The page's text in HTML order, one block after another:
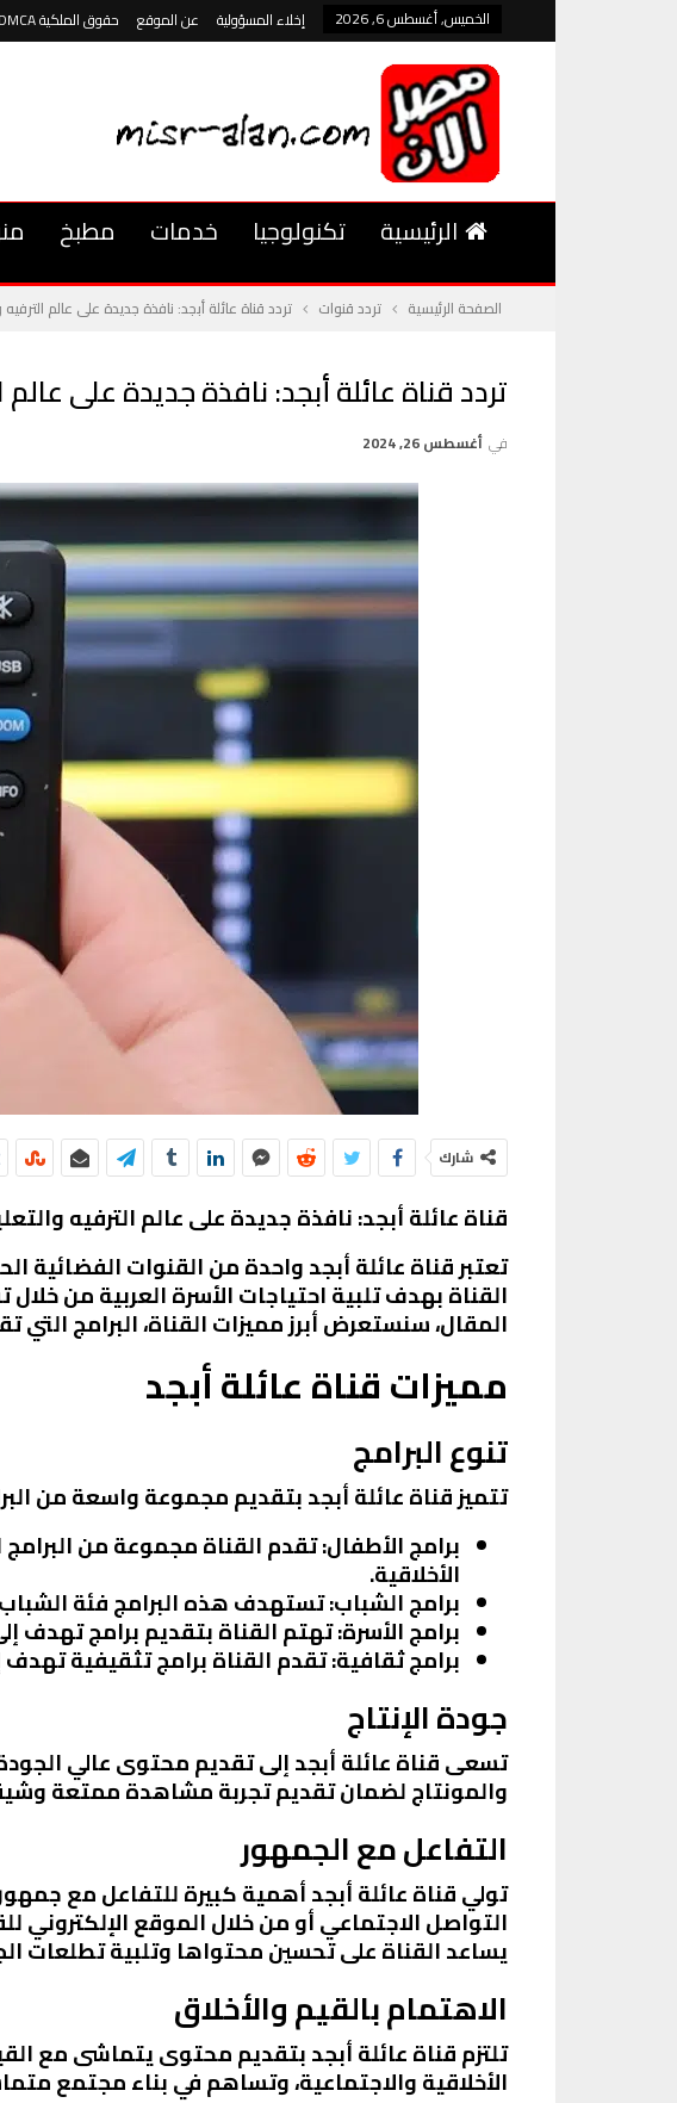
الخميس, أغسطس 6, 2026 إخلاء المسؤولية عن الموقع حقوق الملكية DMCA
الرئيسية تكنولوجيا خدمات مطبخ
الصفحة الرئيسية تردد قنوات تردد قناة عائلة أبجد: نافذة جديدة على عالم الترفيه
تردد قناة عائلة أبجد: نافذة جديدة على عالم
في أغسطس 26, 2024
شارك
قناة عائلة أبجد: نافذة جديدة على عالم الترفيه
تعتبر قناة عائلة أبجد واحدة من القنوات
القناة بهدف تلبية احتياجات الأسرة العربية من
المقال، سنستعرض أبرز مميزات القناة، البرامج
مميزات قناة عائلة أبجد
تنوع البرامج
تتميز قناة عائلة أبجد بتقديم مجموعة واسعة من
برامج الأطفال: تقدم القناة مجموعة من
الأخلاقية.
برامج الشباب: تستهدف هذه البرامج فئة
برامج الأسرة: تهتم القناة بتقديم برامج تهدف
برامج ثقافية: تقدم القناة برامج تثقيفية تهدف
جودة الإنتاج
تسعى قناة عائلة أبجد إلى تقديم محتوى عالي
والمونتاج لضمان تقديم تجربة مشاهدة ممتعة
التفاعل مع الجمهور
تولي قناة عائلة أبجد أهمية كبيرة للتفاعل مع
التواصل الاجتماعي أو من خلال الموقع الإلكتروني
يساعد القناة على تحسين محتواها وتلبية تطلعات
الاهتمام بالقيم والأخلاق
تلتزم قناة عائلة أبجد بتقديم محتوى يتماشى مع
الأخلاقية والاجتماعية، وتساهم في بناء مجتمع